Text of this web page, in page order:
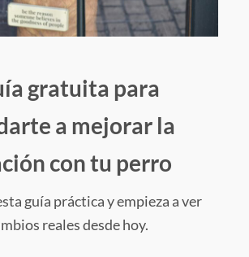
gratuita para
a mejorar la
con tu perro
guía práctica y empieza a ver
reales desde hoy.